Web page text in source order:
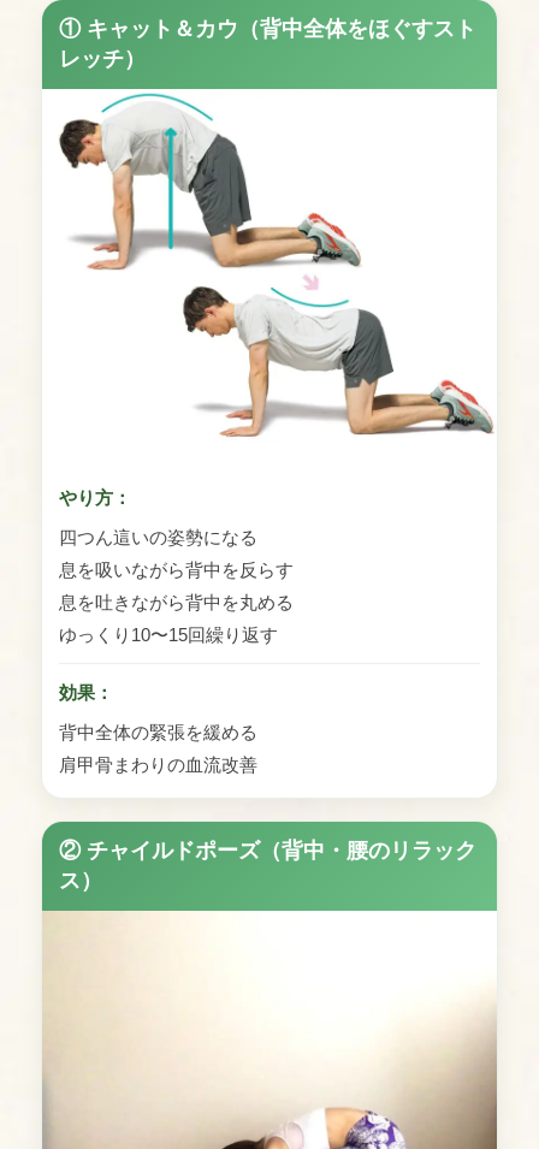
① キャット＆カウ（背中全体をほぐすスト
レッチ）
やり方：
四つん這いの姿勢になる
息を吸いながら背中を反らす
息を吐きながら背中を丸める
ゆっくり10〜15回繰り返す
効果：
背中全体の緊張を緩める
肩甲骨まわりの血流改善
② チャイルドポーズ（背中・腰のリラック
ス）